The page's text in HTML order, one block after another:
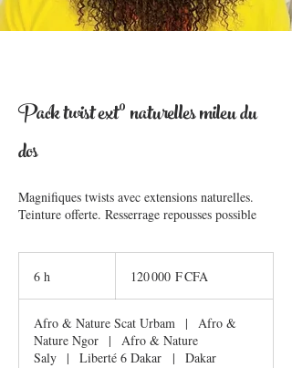
Pack twist ext° naturelles mileu du
dos
Magnifiques twists avec extensions naturelles.
Teinture offerte. Resserrage repousses possible
6 h 120 000 F CFA
Afro & Nature Scat Urbam |
Afro &
Nature Ngor
|
Afro & Nature
Saly
| Liberté 6 Dakar | Dakar